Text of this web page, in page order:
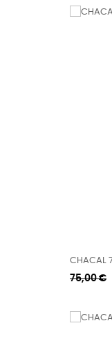
CHACAL
Κανονική
75,00 €